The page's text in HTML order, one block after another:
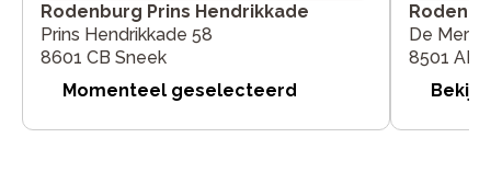
Rodenburg Prins Hendrikkade
Prins Hendrikkade 58
8601 CB Sneek
Momenteel geselecteerd
De Merk 2
8501 AN
Bekijk